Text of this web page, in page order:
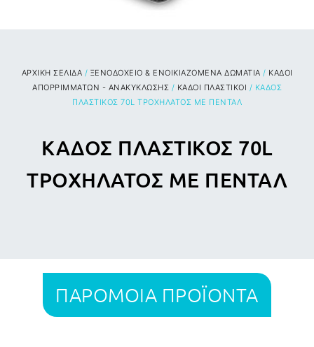
ΑΡΧΙΚΉ ΣΕΛΊΔΑ / ΞΕΝΟΔΟΧΕΙΟ & ΕΝΟΙΚΙΑΖΟΜΕΝΑ ΔΩΜΑΤΙΑ / ΚΑΔΟΙ
ΑΠΟΡΡΙΜΜΑΤΩΝ - ΑΝΑΚΥΚΛΩΣΗΣ / ΚΑΔΟΙ ΠΛΑΣΤΙΚΟΙ / ΚΑΔΟΣ
ΠΛΑΣΤΙΚΟΣ 70L ΤΡΟΧΗΛΑΤΟΣ ΜΕ ΠΕΝΤΑΛ
ΚΑΔΟΣ ΠΛΑΣΤΙΚΟΣ 70L
ΤΡΟΧΗΛΑΤΟΣ ΜΕ ΠΕΝΤΑΛ
ΠΑΡΟΜΟΙΑ ΠΡΟΪΟΝΤΑ